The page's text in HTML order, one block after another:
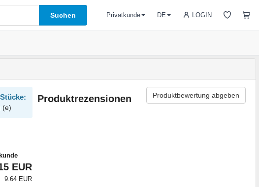
Suchen LOGIN
Privatkunde DE
(e)
EUR
9.64 EUR
Produktrezensionen Produktbewertung abgeben